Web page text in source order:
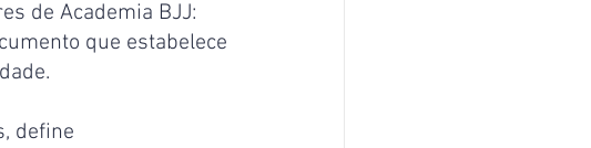
de Academia BJJ:
que estabelece
define